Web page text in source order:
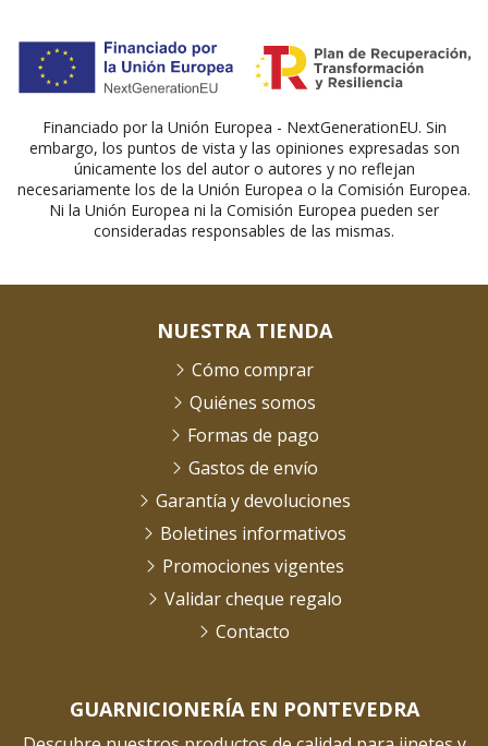
Financiado por la Unión Europea - NextGenerationEU. Sin
embargo, los puntos de vista y las opiniones expresadas son
únicamente los del autor o autores y no reflejan
necesariamente los de la Unión Europea o la Comisión Europea.
Ni la Unión Europea ni la Comisión Europea pueden ser
consideradas responsables de las mismas.
GUARNICIONERÍA EN PONTEVEDRA
NUESTRA TIENDA
Cómo comprar
Quiénes somos
Formas de pago
Gastos de envío
Garantía y devoluciones
Boletines informativos
Promociones vigentes
Validar cheque regalo
Contacto